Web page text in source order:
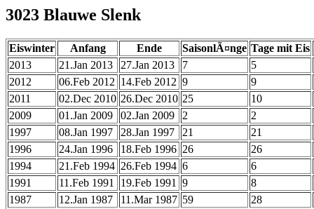
3023 Blauwe Slenk
Eiswinter Anfang Ende SaisonlÃ¤nge Tage mit Eis
2013
21.Jan 2013 27.Jan 2013 7
5
2012
06.Feb 2012 14.Feb 2012 9
9
2011
02.Dec 2010 26.Dec 2010 25
10
2009
01.Jan 2009 02.Jan 2009 2
2
1997
08.Jan 1997 28.Jan 1997 21
21
1996
24.Jan 1996 18.Feb 1996 26
26
1994
21.Feb 1994 26.Feb 1994 6
6
1991
11.Feb 1991 19.Feb 1991 9
8
1987
12.Jan 1987 11.Mar 1987 59
28